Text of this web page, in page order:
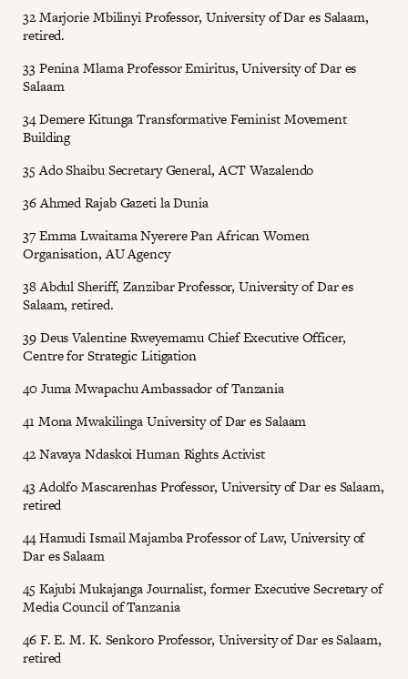
32 Marjorie Mbilinyi Professor, University of Dar es Salaam,
retired.
33 Penina Mlama Professor Emiritus, University of Dar es
Salaam
34 Demere Kitunga Transformative Feminist Movement
Building
35 Ado Shaibu Secretary General, ACT Wazalendo
36 Ahmed Rajab Gazeti la Dunia
37 Emma Lwaitama Nyerere Pan African Women
Organisation, AU Agency
38 Abdul Sheriff, Zanzibar Professor, University of Dar es
Salaam, retired.
39 Deus Valentine Rweyemamu Chief Executive Officer,
Centre for Strategic Litigation
40 Juma Mwapachu Ambassador of Tanzania
41 Mona Mwakilinga University of Dar es Salaam
42 Navaya Ndaskoi Human Rights Activist
43 Adolfo Mascarenhas Professor, University of Dar es Salaam,
retired
44 Hamudi Ismail Majamba Professor of Law, University of
Dar es Salaam
45 Kajubi Mukajanga Journalist, former Executive Secretary of
Media Council of Tanzania
46 F. E. M. K. Senkoro Professor, University of Dar es Salaam,
retired